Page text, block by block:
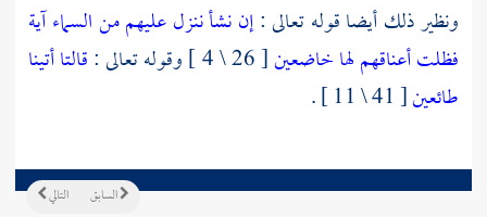
ونظير ذلك أيضا قوله تعالى :إن نشأ ننزل عليهم من السماء آية
فظلت أعناقهم لها خاضعين[ 26 \ 4 ] وقوله تعالى :
قالتا أتينا
طائعين[ 41 \ 11 ] .
التالي السابق